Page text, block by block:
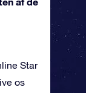
Star
os